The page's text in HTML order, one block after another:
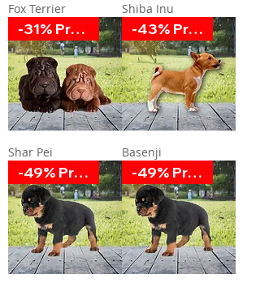
Fox Terrier Shiba Inu
-31% Promoción
Shar Pei
-43% Promoción
Basenji
-49% Promoción -49% Promoción